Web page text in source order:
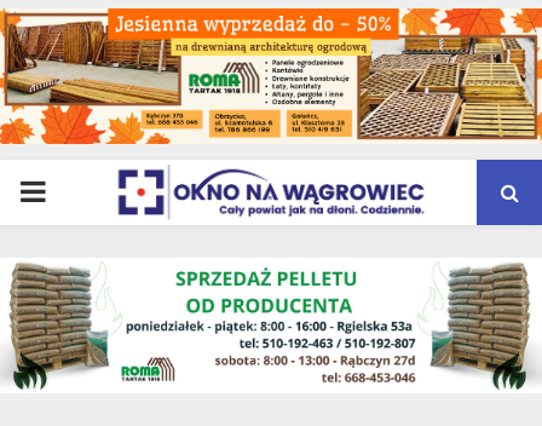
PRIMARY
MENU